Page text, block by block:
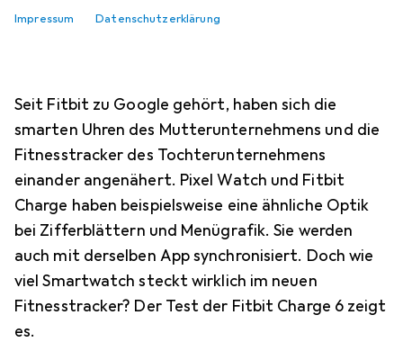
Impressum Datenschutzerklärung
Bereichen, es gibt jedoch auch
Seit Fitbit zu Google gehört, haben sich die
smarten Uhren des Mutterunternehmens und die
Fitnesstracker des Tochterunternehmens
einander angenähert. Pixel Watch und Fitbit
Charge haben beispielsweise eine ähnliche Optik
bei Zifferblättern und Menügrafik. Sie werden
auch mit derselben App synchronisiert. Doch wie
viel Smartwatch steckt wirklich im neuen
Fitnesstracker? Der Test der Fitbit Charge 6 zeigt
es.